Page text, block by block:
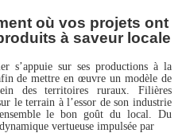
où vos projets ont
à saveur locale
s’appuie sur ses productions à la
de mettre en œuvre un modèle de
des territoires ruraux. Filières
le terrain à l’essor de son industrie
le bon goût du local. Du
vertueuse impulsée par